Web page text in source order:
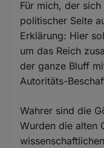
Für mich, der
politischer Seite
Erklärung: Hier
um das Reich
der ganze Bluff
Autoritäts-
Wahrer sind die
Wurden die alten